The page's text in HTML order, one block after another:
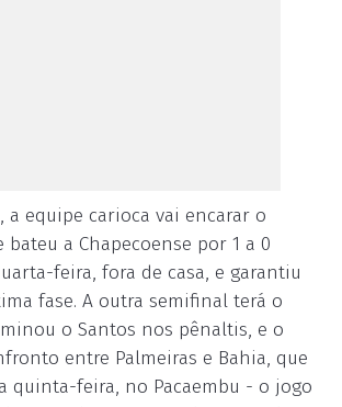
a equipe carioca vai encarar o
a Chapecoense por 1 a 0
feira, fora de casa, e garantiu
fase. A outra semifinal terá o
o Santos nos pênaltis, e o
entre Palmeiras e Bahia, que
quinta-feira, no Pacaembu - o jogo